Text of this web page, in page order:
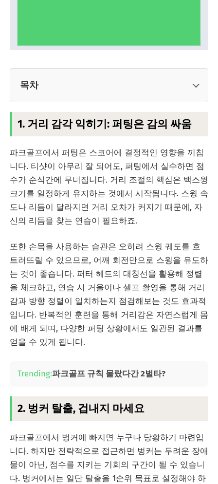
목차
1. 거리 감각 익히기: 퍼팅은 감의 싸움
파크골프에서 퍼팅은 스코어에 결정적인 영향을 끼칩
니다. 티샷이 아무리 잘 되어도, 퍼팅에서 실수하면 점
수가 순식간에 무너집니다. 거리 조절의 핵심은 백스윙
크기를 일정하게 유지하는 것에서 시작됩니다. 스윙 속
도나 리듬이 달라지면 거리 오차가 커지기 때문에, 자
신의 리듬을 찾는 연습이 필요하죠.
또한 손목을 사용하는 습관은 오히려 스윙 궤도를 흐
트러뜨릴 수 있으므로, 어깨 회전만으로 스윙을 유도하
는 것이 좋습니다. 퍼터 헤드의 대칭선을 활용해 정렬
을 체크하고, 연습 시 거울이나 셀프 촬영을 통해 거리
감과 방향 정렬이 일치하는지 점검해보는 것도 효과적
입니다. 반복적인 훈련을 통해 거리감은 자연스럽게 몸
에 배게 되며, 다양한 퍼팅 상황에서도 일관된 결과를
얻을 수 있게 됩니다.
Trending:파크골프 규칙 몰랐다간 2벌타?
2. 벙커 탈출, 겁내지 마세요
파크골프에서 벙커에 빠지면 누구나 당황하기 마련입
니다. 하지만 전략적으로 접근하면 벙커는 두려운 장애
물이 아닌, 점수를 지키는 기회의 구간이 될 수 있습니
다. 벙커에서는 일단 탈출을 1순위 목표로 설정해야 하